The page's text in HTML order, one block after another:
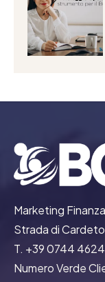
Marketing
Strada di
T. +39 0744
Numero Verde